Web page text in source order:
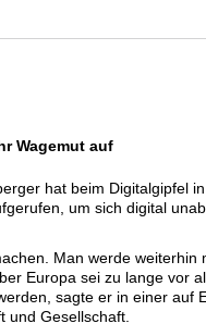
Wagemut auf
hat beim Digitalgipfel
um sich digital
Man werde weiterhin
Europa sei zu lange vor
sagte er in einer auf
und Gesellschaft.